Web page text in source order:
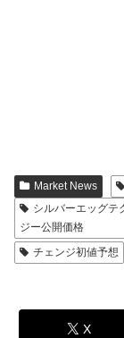
Market News
シルバーエッグテ
ジー公開価格
チェンジ初値予想
X